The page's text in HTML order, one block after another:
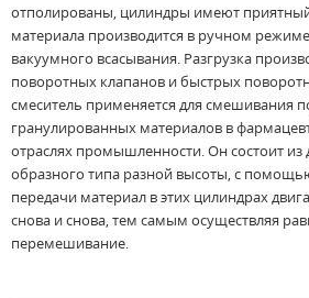
отполированы, цилиндры имеют
материала производится в ручном
вакуумного всасывания. Разгрузка
поворотных клапанов и быстрых
смеситель применяется для смешивания
гранулированных материалов в
отраслях промышленности. Он состоит из
образного типа разной высоты, с
передачи материал в этих цилиндрах
снова и снова, тем самым осуществляя
перемешивание.